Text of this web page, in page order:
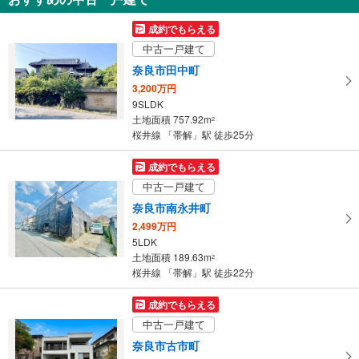
3,590万円
3LDK＋2S
土地面積 134.34m
桜井線 「帯解」駅 徒歩34分
成約でもらえる
中古一戸建て
奈良市田中町
3,200万円
9SLDK
土地面積 757.92m2
桜井線 「帯解」駅 徒歩25分
成約でもらえる
中古一戸建て
奈良市南永井町
2,499万円
5LDK
土地面積 189.63m2
桜井線 「帯解」駅 徒歩22分
成約でもらえる
中古一戸建て
奈良市古市町